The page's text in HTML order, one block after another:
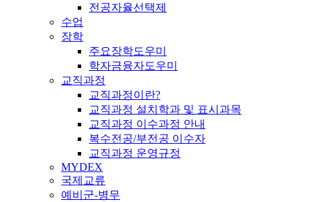
전공자율선택제
수업
장학
주요장학도우미
학자금융자도우미
교직과정
교직과정이란?
교직과정 설치학과 및 표시과목
교직과정 이수과정 안내
복수전공/부전공 이수자
교직과정 운영규정
MYDEX
국제교류
예비군-병무